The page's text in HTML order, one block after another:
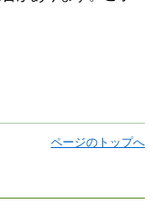
ページのトップへ